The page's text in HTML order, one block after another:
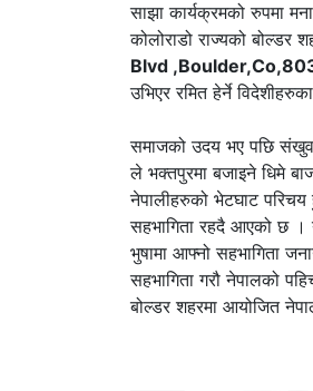
साझा कार्यक्रमको रुपमा
कोलोराडो राज्यको बोल्डर
Blvd
उभिएर रमित हेर्ने
अमेरिकामा पहिलो
समाजको उदय भए पछि
ले भक्तपुरमा बजाइने धिमे
नेपालीहरुको भेटघाट
सहभागिता रहदै आएको छ ।
भुषामा आफ्नो सहभागिता
सहभागिता
बोल्डर शहरमा आयोजित